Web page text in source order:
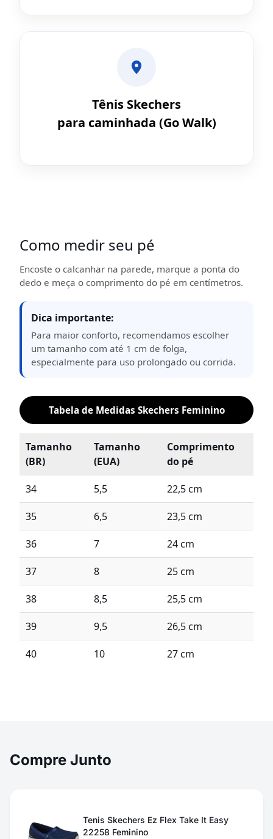
Tênis Skechers
para caminhada (Go Walk)
Como medir seu pé
Encoste o calcanhar na parede, marque a ponta do
dedo e meça o comprimento do pé em centímetros.
Dica importante:
Para maior conforto, recomendamos escolher
um tamanho com até 1 cm de folga,
especialmente para uso prolongado ou corrida.
Tabela de Medidas Skechers Feminino
Tamanho
(BR)
Tamanho
(EUA)
Comprimento
do pé
34 5,5 22,5 cm
35 6,5 23,5 cm
36 7 24 cm
37 8 25 cm
38 8,5 25,5 cm
39 9,5 26,5 cm
40 10 27 cm
Compre Junto
Tenis Skechers Ez Flex Take It Easy
22258 Feminino